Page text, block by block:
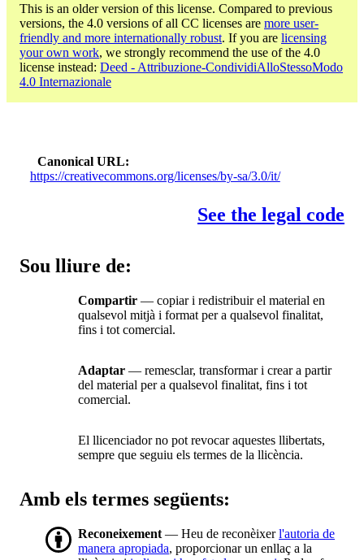
This is an older version of this license. Compared to previous
versions, the 4.0 versions of all CC licenses are more user-
friendly and more internationally robust. If you are licensing
your own work, we strongly recommend the use of the 4.0
license instead: Deed - Attribuzione-CondividiAlloStessoModo
4.0 Internazionale
Canonical URL
https://creativecommons.org/licenses/by-sa/3.0/it/
See the legal code
Sou lliure de:
Compartir — copiar i redistribuir el material en
qualsevol mitjà i format per a qualsevol finalitat,
fins i tot comercial.
Adaptar — remesclar, transformar i crear a partir
del material per a qualsevol finalitat, fins i tot
comercial.
El llicenciador no pot revocar aquestes llibertats,
sempre que seguiu els termes de la llicència.
Amb els termes següents:
Reconeixement — Heu de reconèixerl'autoria de
manera apropiada, proporcionar un enllaç a la